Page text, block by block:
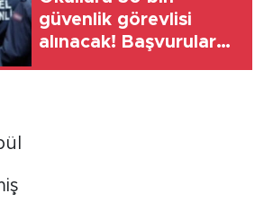
güvenlik görevlisi
alınacak! Başvurular